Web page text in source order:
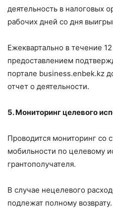
деятельность в налоговых
рабочих дней со дня
Ежеквартально в течение
предоставлением
портале business.enbek.kz
отчет о деятельности.
5. Мониторинг целевого
Проводится мониторинг со
мобильности по целевому
грантополучателя.
В случае нецелевого
подлежат полному возврату.